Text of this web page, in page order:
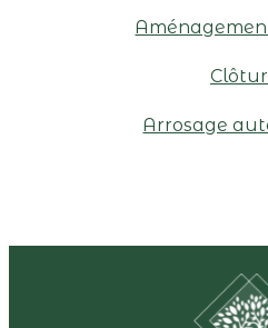
Arrosage